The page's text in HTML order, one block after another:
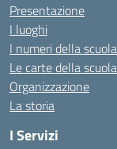
Presentazione
I luoghi
I numeri della scuola
Le carte della scuola
Organizzazione
La storia
I Servizi